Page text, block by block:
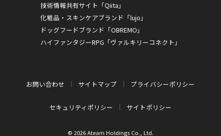
技術情報共有サイト「Qiita」
化粧品・スキンケアブランド「lujo」
ドッグフードブランド「OBREMO」
ハイファンタジーRPG「ヴァルキリーコネクト」
お問い合わせ サイトマップ プライバシーポリシー
セキュリティポリシー サイトポリシー
© 2026 Ateam Holdings Co., Ltd.